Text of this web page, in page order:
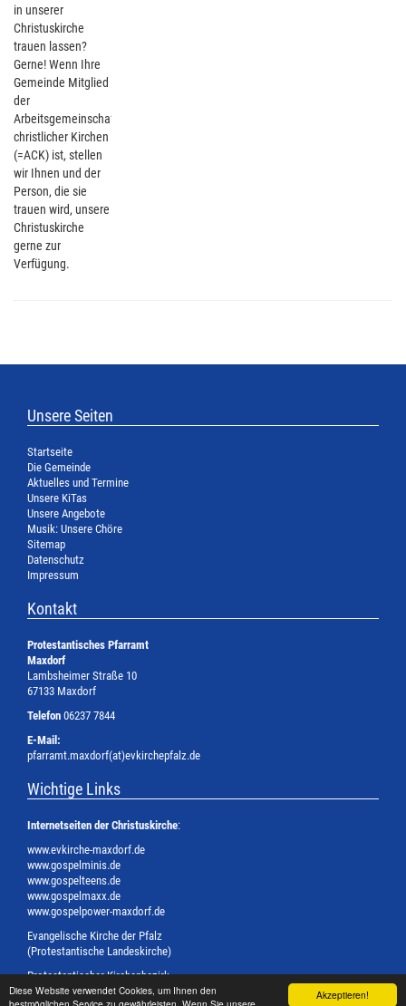
Akzeptieren!
Diese Website verwendet Cookies, um Ihnen den
in unserer
Christuskirche
trauen lassen?
Gerne! Wenn Ihre
Gemeinde Mitglied
der
Arbeitsgemeinschaft
christlicher Kirchen
(=ACK) ist, stellen
wir Ihnen und der
Person, die sie
trauen wird, unsere
Christuskirche
gerne zur
Verfügung.
Unsere Seiten
Startseite
Die Gemeinde
Aktuelles und Termine
Unsere KiTas
Unsere Angebote
Musik: Unsere Chöre
Sitemap
Datenschutz
Impressum
Kontakt
Protestantisches Pfarramt
Maxdorf
Lambsheimer Straße 10
67133 Maxdorf
Telefon 06237 7844
E-Mail:
pfarramt.maxdorf(at)evkirchepfalz.de
Wichtige Links
Internetseiten der Christuskirche:
www.evkirche-maxdorf.de
www.gospelminis.de
www.gospelteens.de
www.gospelmaxx.de
www.gospelpower-maxdorf.de
Evangelische Kirche der Pfalz
(Protestantische Landeskirche)
Protestantischer Kirchenbezirk
Bad Dürkheim-Grünstadt